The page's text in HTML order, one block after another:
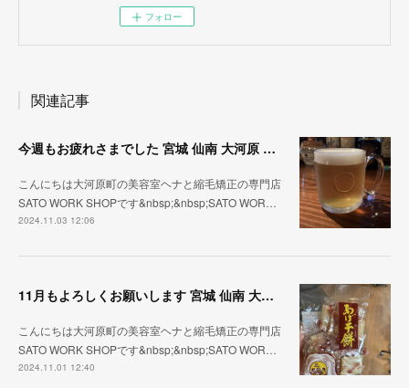
フォロー
関連記事
今週もお疲れさまでした 宮城 仙南 大河原 縮毛矯正 髪質改善 ヘナ 美容室 SATO WORK SHOP
こんにちは大河原町の美容室ヘナと縮毛矯正の専門店
SATO WORK SHOPです&nbsp;&nbsp;SATO WOR…
2024.11.03 12:06
11月もよろしくお願いします 宮城 仙南 大河原 縮毛矯正 髪質改善 ヘナ 美容室 SATO WORK SHOP
こんにちは大河原町の美容室ヘナと縮毛矯正の専門店
SATO WORK SHOPです&nbsp;&nbsp;SATO WOR…
2024.11.01 12:40